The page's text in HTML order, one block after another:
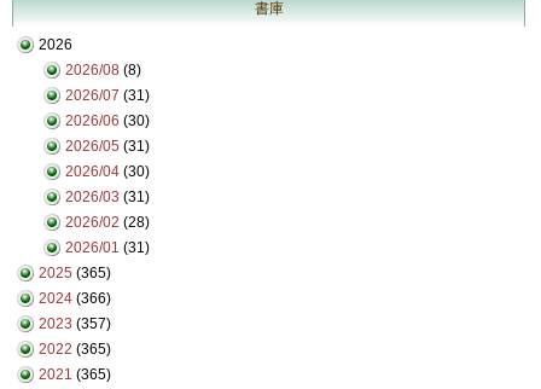
書庫
2026
2026/08 (8)
2026/07 (31)
2026/06 (30)
2026/05 (31)
2026/04 (30)
2026/03 (31)
2026/02 (28)
2026/01 (31)
2025 (365)
2024 (366)
2023 (357)
2022 (365)
2021 (365)